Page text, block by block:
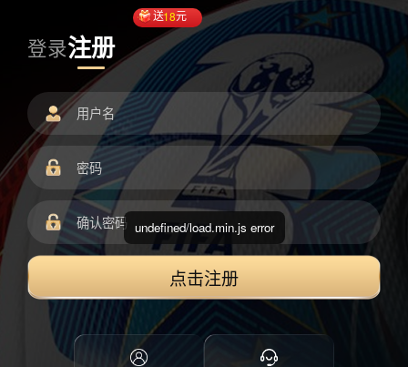
登录注册
送18元
点击注册
undefined/load.min.js error